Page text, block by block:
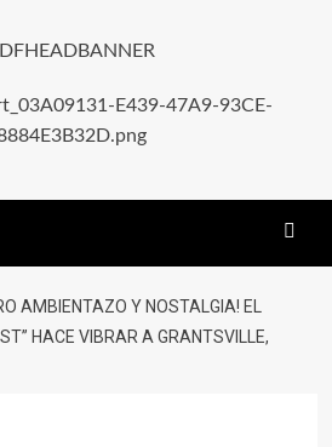
AMBIENTAZO Y NOSTALGIA! EL
HACE VIBRAR A GRANTSVILLE,